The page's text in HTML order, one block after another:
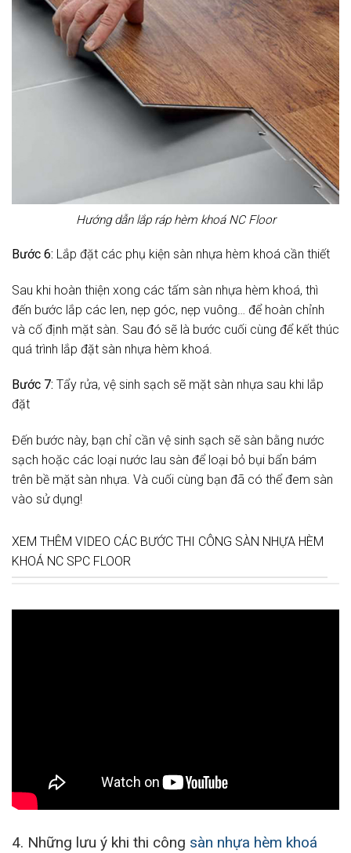
Hướng dẫn lắp ráp hèm khoá NC Floor
Bước 6: Lắp đặt các phụ kiện sàn nhựa hèm khoá cần thiết
Sau khi hoàn thiện xong các tấm sàn nhựa hèm khoá, thì
đến bước lắp các len, nẹp góc, nẹp vuông… để hoàn chỉnh
và cố định mặt sàn. Sau đó sẽ là bước cuối cùng để kết thúc
quá trình lắp đặt sàn nhựa hèm khoá.
Bước 7: Tẩy rửa, vệ sinh sạch sẽ mặt sàn nhựa sau khi lắp
đặt
Đến bước này, bạn chỉ cần vệ sinh sạch sẽ sàn bằng nước
sạch hoặc các loại nước lau sàn để loại bỏ bụi bẩn bám
trên bề mặt sàn nhựa. Và cuối cùng bạn đã có thể đem sàn
vào sử dụng!
XEM THÊM VIDEO CÁC BƯỚC THI CÔNG SÀN NHỰA HÈM
KHOÁ NC SPC FLOOR
4. Những lưu ý khi thi công sàn nhựa hèm khoá